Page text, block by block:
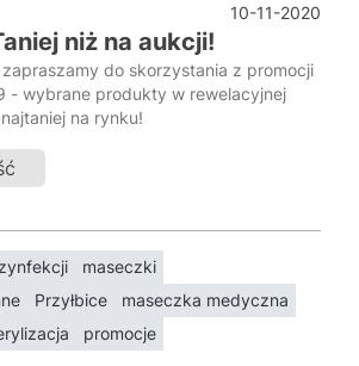
10-11-2020
niż na aukcji!
zapraszamy do skorzystania z promocji
- wybrane produkty w rewelacyjnej
na rynku!
maseczki
Przyłbice
maseczka medyczna
promocje